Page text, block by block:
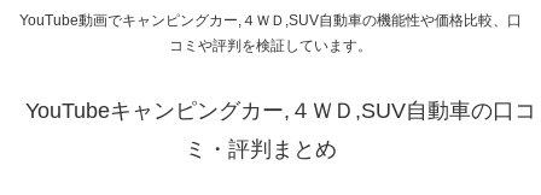
YouTube動画でキャンピングカー,４ＷＤ,SUV自動車の機能性や価格比較、口
コミや評判を検証しています。
YouTubeキャンピングカー,４ＷＤ,SUV自動車の口コ
ミ・評判まとめ